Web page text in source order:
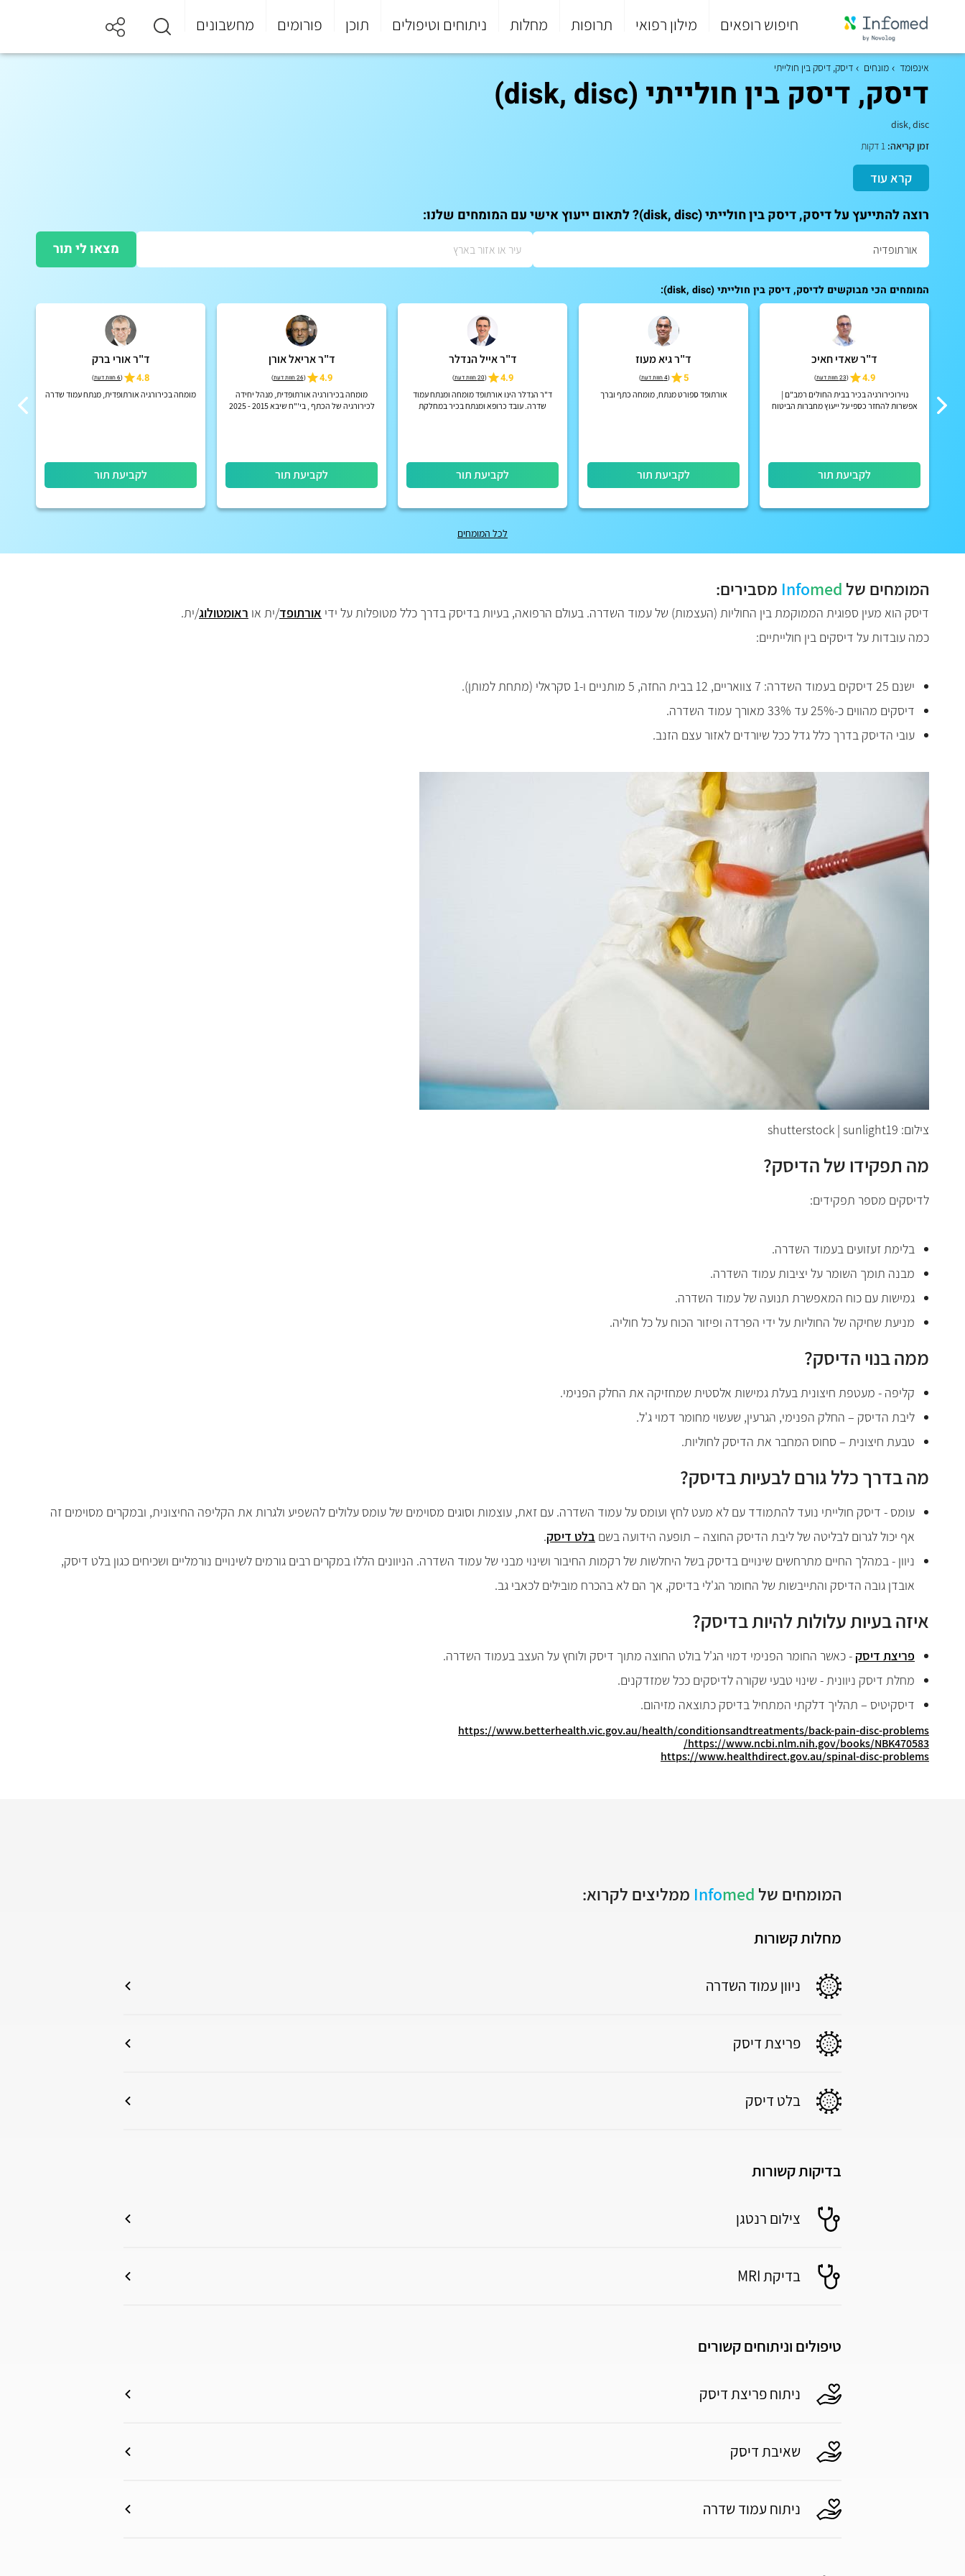
חיפוש רופאים מילון רפואי תרופות מחלות ניתוחים וטיפולים תוכן פורומים מחשבונים
סוף
התפריט
אינפומד מונחים דיסק, דיסק בין חולייתי
דיסק, דיסק בין חולייתי (disk, disc)
disk, disc
זמן קריאה:
קרא עוד
רוצה להתייעץ על דיסק, דיסק בין חולייתי (disk, disc)? לתאום ייעוץ אישי עם המומחים שלנו:
מצאו לי תור
המומחים הכי מבוקשים לדיסק, דיסק בין חולייתי (disk, disc):
ד"ר שאדי חאיכ
4.9
(23 חוות דעת )
נוירוכירורגיה בכיר בבית החולים רמב"ם |
אפשרות להחזר כספי על ייעוץ מחברות הביטוח
לקביעת תור
ד"ר גיא מעוז
5
(4 חוות דעת )
אורתופד ספורט מנתח, מומחה כתף וברך
לקביעת תור
ד"ר אייל הנדלר
4.9
(20 חוות דעת )
ד"ר הנדלר הינו אורתופד מומחה ומנתח עמוד
שדרה. עובד כרופא ומנתח בכיר במחלקת
לקביעת תור
ד"ר אריאל אורן
4.9
(26 חוות דעת )
מומחה בכירורגיה אורתופדית, מנהל יחידה
לכירורגיה של הכתף , בי'"ח שיבא 2015 - 2025
לקביעת תור
ד"ר אורי ברק
4.8
(6 חוות דעת )
מומחה בכירורגיה אורתופדית, מנתח עמוד שדרה
לקביעת תור
לכל המומחים
המומחים של Infomed מסבירים:
דיסק הוא מעין ספוגית הממוקמת בין החוליות (העצמות) של עמוד השדרה. בעולם הרפואה, בעיות בדיסק בדרך כלל מטופלות על ידי אורתופד/ית או ראומטולוג/ית.
כמה עובדות על דיסקים בין חולייתיים:
ישנם 25 דיסקים בעמוד השדרה: 7 צוואריים, 12 בבית החזה, 5 מותניים ו-1 סקראלי (מתחת למותן).
דיסקים מהווים כ-25% עד 33% מאורך עמוד השדרה.
עובי הדיסק בדרך כלל גדל ככל שיורדים לאזור עצם הזנב.
צילום: shutterstock | sunlight19
מה תפקידו של הדיסק?
לדיסקים מספר תפקידים:
בלימת זעזועים בעמוד השדרה.
מבנה תומך השומר על יציבות עמוד השדרה.
גמישות עם כוח המאפשרת תנועה של עמוד השדרה.
מניעת שחיקה של החוליות על ידי הפרדה ופיזור הכוח על כל חוליה.
ממה בנוי הדיסק?
קליפה - מעטפת חיצונית בעלת גמישות אלסטית שמחזיקה את החלק הפנימי.
ליבת הדיסק – החלק הפנימי, הגרעין, שעשוי מחומר דמוי ג'ל.
טבעת חיצונית – סחוס המחבר את הדיסק לחוליות.
מה בדרך כלל גורם לבעיות בדיסק?
עומס - דיסק חולייתי נועד להתמודד עם לא מעט לחץ ועומס על עמוד השדרה. עם זאת, עוצמות וסוגים מסוימים של עומס עלולים להשפיע ולגרות את הקליפה החיצונית, ובמקרים מסוימים זה
אף יכול לגרום לבליטה של ליבת הדיסק החוצה – תופעה הידועה בשם בלט דיסק.
ניוון - במהלך החיים מתרחשים שינויים בדיסק בשל היחלשות של רקמות החיבור ושינוי מבני של עמוד השדרה. הניוונים הללו במקרים רבים גורמים לשינויים נורמליים ושכיחים כגון בלט דיסק,
אובדן גובה הדיסק והתייבשות של החומר הג'לי בדיסק, אך הם לא בהכרח מובילים לכאבי גב.
איזה בעיות עלולות להיות בדיסק?
פריצת דיסק - כאשר החומר הפנימי דמוי הג'ל בולט החוצה מתוך דיסק ולוחץ על העצב בעמוד השדרה.
מחלת דיסק ניוונית - שינוי טבעי שקורה לדיסקים ככל שמזדקנים.
דיסקיטיס – תהליך דלקתי המתחיל בדיסק כתוצאה מזיהום.
https://www.betterhealth.vic.gov.au/health/conditionsandtreatments/back-pain-disc-problems
https://www.ncbi.nlm.nih.gov/books/NBK470583
/
https://www.healthdirect.gov.au/spinal-disc-problems
המומחים של Infomed ממליצים לקרוא:
מחלות קשורות
ניוון עמוד השדרה
פריצת דיסק
בלט דיסק
בדיקות קשורות
צילום רנטגן
בדיקת MRI
טיפולים וניתוחים קשורים
ניתוח פריצת דיסק
שאיבת דיסק
ניתוח עמוד שדרה